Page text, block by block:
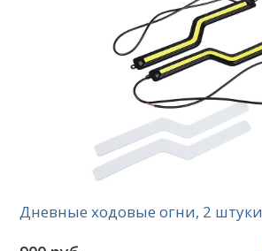
Дневные ходовые огни, 2 штуки